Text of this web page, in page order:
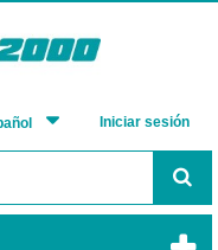
Iniciar sesión